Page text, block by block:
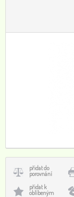
přidat do
porovnání
přidat k
oblíbeným